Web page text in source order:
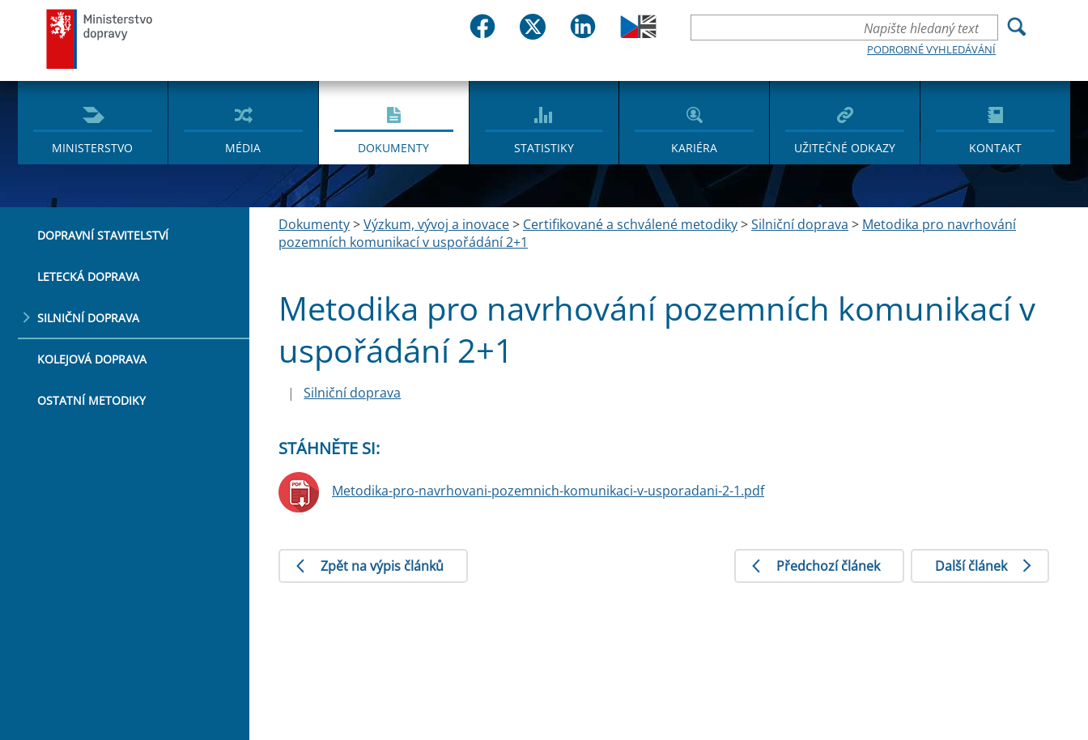
PODROBNÉ VYHLEDÁVÁNÍ
MINISTERSTVO MÉDIA DOKUMENTY STATISTIKY KARIÉRA UŽITEČNÉ ODKAZY KONTAKT
DOPRAVNÍ STAVITELSTVÍ
LETECKÁ DOPRAVA
SILNIČNÍ DOPRAVA
KOLEJOVÁ DOPRAVA
OSTATNÍ METODIKY
Dokumenty>Výzkum, vývoj a inovace> Certifikované a schválené metodiky>Silniční doprava > Metodika pro navrhování
pozemních komunikací v uspořádání 2+1
Metodika pro navrhování pozemních komunikací v
uspořádání 2+1
| Silniční doprava
STÁHNĚTE SI:
Metodika-pro-navrhovani-pozemnich-komunikaci-v-usporadani-2-1.pdf
Zpět na výpis článků Předchozí článek Další článek